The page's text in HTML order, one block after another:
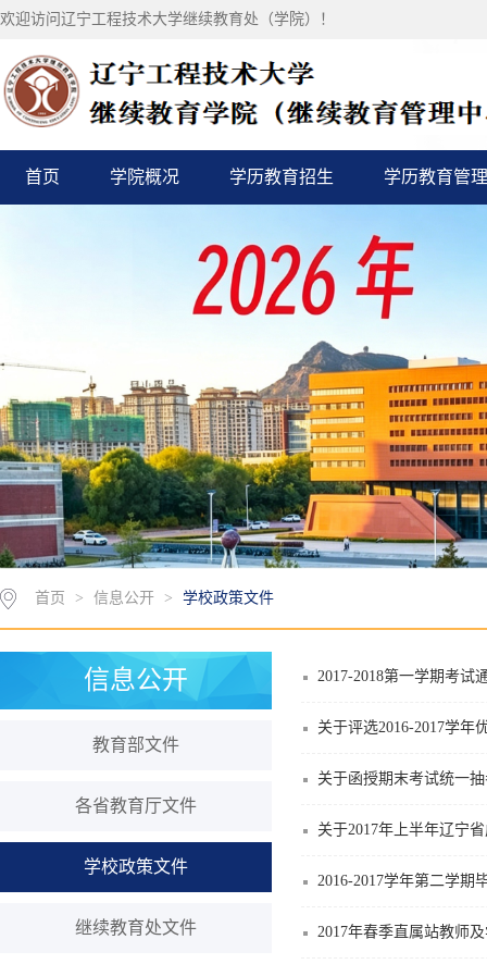
欢迎访问辽宁工程技术大学继续教育处（学院）！
首页 学院概况 学历教育招生 学历教育管理
首页 > 信息公开 > 学校政策文件
信息公开
教育部文件
各省教育厅文件
学校政策文件
继续教育处文件
2017-2018第一学期考试
关于评选2016-2017学年
关于函授期末考试统一
关于2017年上半年辽宁
2016-2017学年第二学期
2017年春季直属站教师